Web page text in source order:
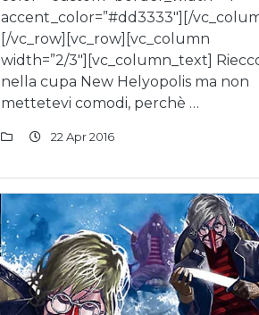
accent_color=”#dd3333″][/
[/vc_row][vc_row][vc_column
width=”2/3″][vc_column_text]
nella cupa New Helyopolis ma non
mettetevi comodi, perchè …
22 Apr 2016